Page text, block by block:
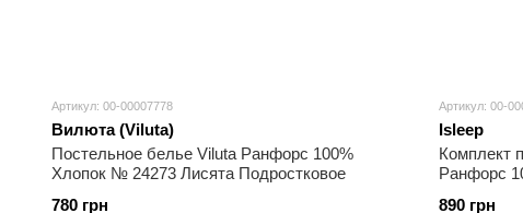
Артикул: 00-00007778
Вилюта (Viluta)
Постельное белье Viluta Ранфорс 100%
Хлопок № 24273 Лисята Подростковое
780 грн
Артикул: 00-
Isleep
Комплект
Ранфорс
890 грн